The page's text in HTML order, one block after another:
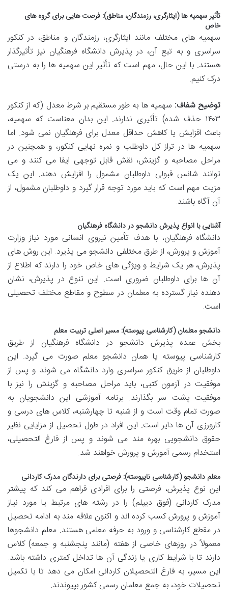
تأثیر سهمیه ها (ایثارگری، رزمندگان، مناطق): فرصت هایی برای گروه های
خاص
سهمیه های مختلف مانند ایثارگری، رزمندگان و مناطق، در کنکور
سراسری و به تبع آن، در پذیرش دانشگاه فرهنگیان نیز تأثیرگذار
هستند. با این حال، مهم است که تأثیر این سهمیه ها را به درستی
درک کنیم.
توضیح شفاف: سهمیه ها به طور مستقیم بر شرط معدل (که از کنکور
۱۴۰۳ حذف شده) تأثیری ندارند. این بدان معناست که سهمیه،
باعث افزایش یا کاهش حداقل معدل برای فرهنگیان نمی شود. اما
سهمیه ها در تراز کل داوطلب و نمره نهایی کنکور، و همچنین در
مراحل مصاحبه و گزینش، نقش قابل توجهی ایفا می کنند و می
توانند شانس قبولی داوطلبان مشمول را افزایش دهند. این یک
مزیت مهم است که باید مورد توجه قرار گیرد و داوطلبان مشمول، از
آن آگاه باشند.
آشنایی با انواع پذیرش دانشجو در دانشگاه فرهنگیان
دانشگاه فرهنگیان، با هدف تأمین نیروی انسانی مورد نیاز وزارت
آموزش و پرورش، از طرق مختلفی دانشجو می پذیرد. این روش های
پذیرش، هر یک شرایط و ویژگی های خاص خود را دارند که اطلاع از
آن ها برای داوطلبان ضروری است. این تنوع در پذیرش، نشان
دهنده نیاز گسترده به معلمان در سطوح و مقاطع مختلف تحصیلی
است.
دانشجو معلمان (کارشناسی پیوسته): مسیر اصلی تربیت معلم
بخش عمده پذیرش دانشجو در دانشگاه فرهنگیان از طریق
کارشناسی پیوسته یا همان دانشجو معلم صورت می گیرد. این
داوطلبان از طریق کنکور سراسری وارد دانشگاه می شوند و پس از
موفقیت در آزمون کتبی، باید مراحل مصاحبه و گزینش را نیز با
موفقیت پشت سر بگذارند. برنامه آموزشی این دانشجویان به
صورت تمام وقت است و از شنبه تا چهارشنبه، کلاس های درسی و
کارورزی آن ها دایر است. این افراد در طول تحصیل از مزایایی نظیر
حقوق دانشجویی بهره مند می شوند و پس از فارغ التحصیلی،
استخدام رسمی آموزش و پرورش خواهند شد.
معلم دانشجو (کارشناسی ناپیوسته): فرصتی برای دارندگان مدرک کاردانی
این نوع پذیرش، فرصتی را برای افرادی فراهم می کند که پیشتر
مدرک کاردانی (فوق دیپلم) را در رشته های مرتبط یا مورد نیاز
آموزش و پرورش کسب کرده اند و اکنون علاقه مند به ادامه تحصیل
در مقطع کارشناسی و ورود به حرفه معلمی هستند. معلم دانشجوها
معمولاً در روزهای خاصی از هفته (مانند پنجشنبه و جمعه) کلاس
دارند تا با شرایط کاری یا زندگی آن ها تداخل کمتری داشته باشد.
این مسیر، به فارغ التحصیلان کاردانی امکان می دهد تا با تکمیل
تحصیلات خود، به جمع معلمان رسمی کشور بپیوندند.